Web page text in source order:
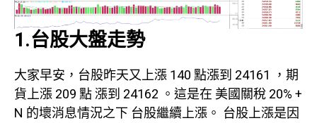
1.台股大盤走勢
大家早安，台股昨天又上漲 140 點漲到 24161 ，期
貨上漲 209 點 漲到 24162 。這是在 美國關稅 20% +
N 的壞消息情況之下 台股繼續上漲。 台股上漲是因